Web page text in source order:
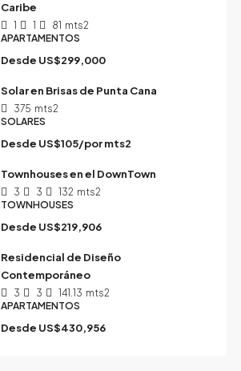
Caribe
1 1 81 mts2
APARTAMENTOS
Desde US$299,000
Solar en Brisas de Punta Cana
375 mts2
SOLARES
Desde US$105/por mts2
Townhouses en el DownTown
3 3 132 mts2
TOWNHOUSES
Desde US$219,906
Residencial de Diseño
Contemporáneo
3 3 141.13 mts2
APARTAMENTOS
Desde US$430,956